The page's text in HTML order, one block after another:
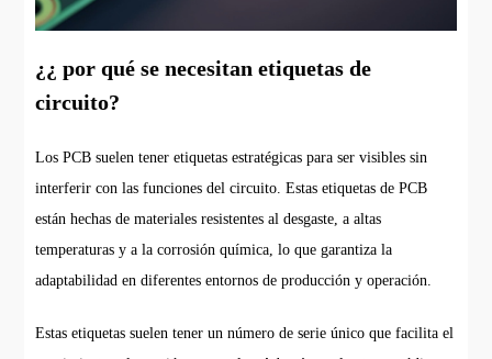
¿¿ por qué se necesitan etiquetas de
circuito?
Los PCB suelen tener etiquetas estratégicas para ser visibles sin
interferir con las funciones del circuito. Estas etiquetas de PCB
están hechas de materiales resistentes al desgaste, a altas
temperaturas y a la corrosión química, lo que garantiza la
adaptabilidad en diferentes entornos de producción y operación.
Estas etiquetas suelen tener un número de serie único que facilita el